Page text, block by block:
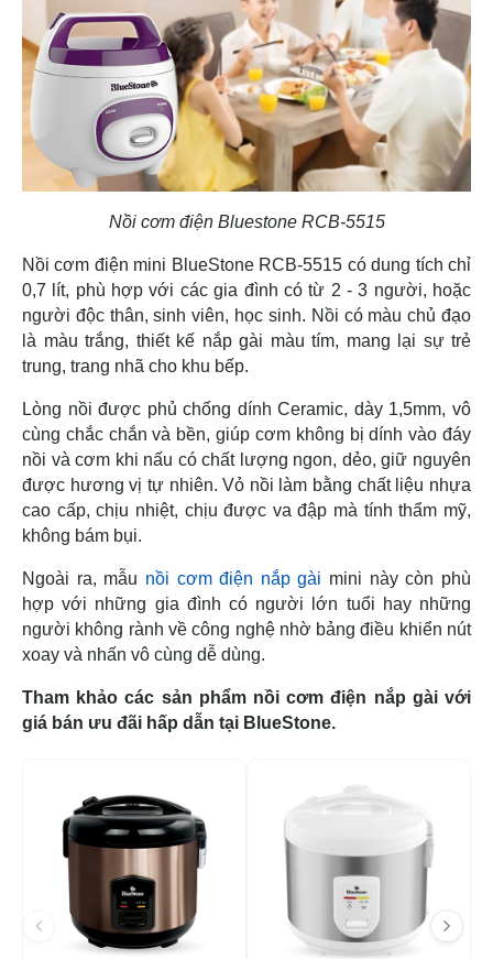
Nồi cơm điện Bluestone RCB-5515
Nồi cơm điện mini BlueStone RCB-5515 có dung tích chỉ
0,7 lít, phù hợp với các gia đình có từ 2 - 3 người, hoặc
người độc thân, sinh viên, học sinh. Nồi có màu chủ đạo
là màu trắng, thiết kế nắp gài màu tím, mang lại sự trẻ
trung, trang nhã cho khu bếp.
Lòng nồi được phủ chống dính Ceramic, dày 1,5mm, vô
cùng chắc chắn và bền, giúp cơm không bị dính vào đáy
nồi và cơm khi nấu có chất lượng ngon, dẻo, giữ nguyên
được hương vị tự nhiên. Vỏ nồi làm bằng chất liệu nhựa
cao cấp, chịu nhiệt, chịu được va đập mà tính thẩm mỹ,
không bám bụi.
Ngoài ra, mẫu nồi cơm điện nắp gài mini này còn phù
hợp với những gia đình có người lớn tuổi hay những
người không rành về công nghệ nhờ bảng điều khiển nút
xoay và nhấn vô cùng dễ dùng.
Tham khảo các sản phẩm nồi cơm điện nắp gài với
giá bán ưu đãi hấp dẫn tại BlueStone.